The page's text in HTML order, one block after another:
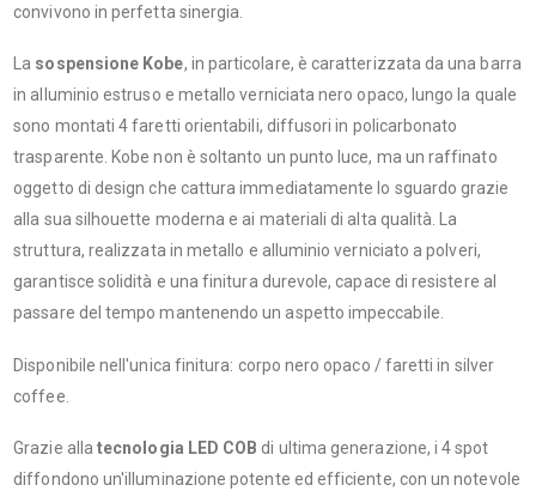
convivono in perfetta sinergia.
La sospensione Kobe, in particolare, è caratterizzata da una barra
in alluminio estruso e metallo verniciata nero opaco, lungo la quale
sono montati 4 faretti orientabili, diffusori in policarbonato
trasparente. Kobe non è soltanto un punto luce, ma un raffinato
oggetto di design che cattura immediatamente lo sguardo grazie
alla sua silhouette moderna e ai materiali di alta qualità. La
struttura, realizzata in metallo e alluminio verniciato a polveri,
garantisce solidità e una finitura durevole, capace di resistere al
passare del tempo mantenendo un aspetto impeccabile.
Disponibile nell'unica finitura: corpo nero opaco / faretti in silver
coffee.
Grazie allatecnologia LED COB di ultima generazione, i 4 spot
diffondono un'illuminazione potente ed efficiente, con un notevole